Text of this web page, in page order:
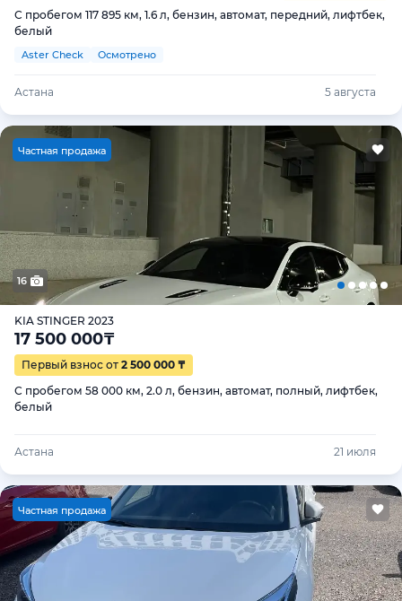
С пробегом 117 895 км, 1.6 л, бензин, автомат, передний, лифтбек,
белый
Aster Check Осмотрено
Астана 5 августа
Частная продажа
16
KIA STINGER 2023
17 500 000₸
Первый взнос от 2 500 000 ₸
С пробегом 58 000 км, 2.0 л, бензин, автомат, полный, лифтбек,
белый
Астана 21 июля
Частная продажа